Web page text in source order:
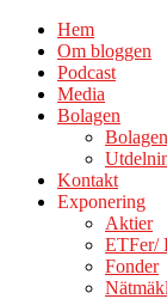
Hem
Om bloggen
Podcast
Media
Bolagen
Bolagen
Kontakt
Exponering
Aktier
ETFer/
Fonder